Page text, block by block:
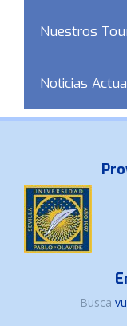
Nuestros
Noticias
Busca